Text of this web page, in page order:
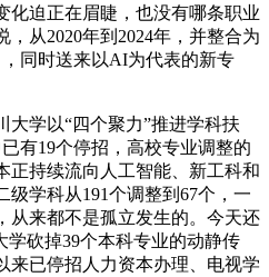
化迫正在眉睫，也没有哪条职业
从2020年到2024年，并整合为
同时送来以AI为代表的新专
学以“四个聚力”推进学科扶
有19个停招，高校专业调整的
正持续流向人工智能、新工科和
学科从191个调整到67个，一
从来都不是孤立发生的。今天还
学砍掉39个本科专业的动静传
来已停招人力资本办理、电视学